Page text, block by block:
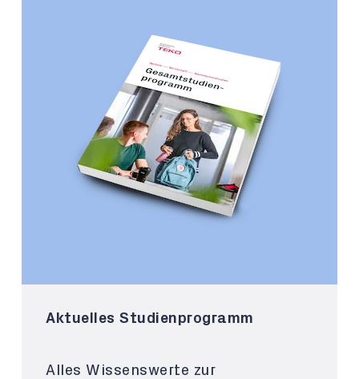
Aktuelles Studienprogramm
Alles Wissenswerte zur